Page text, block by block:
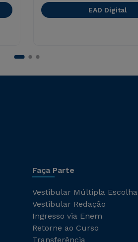
EAD Digital
Faça Parte
Vestibular Múltipla Escolha
Vestibular Redação
Ingresso via Enem
Retorne ao Curso
Transferência